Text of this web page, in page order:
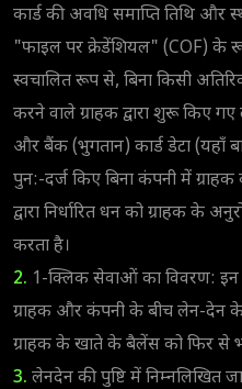
कार्ड की अवधि समाप्ति तिथि और
"फाइल पर क्रेडेंशियल" (COF) के
स्वचालित रूप से, बिना किसी
करने वाले ग्राहक द्वारा शुरू किए
और बैंक (भुगतान) कार्ड डेटा (यहाँ
पुन:-दर्ज किए बिना कंपनी में
द्वारा निर्धारित धन को ग्राहक के
करता है।
2. 1-क्लिक सेवाओं का विवरण:
ग्राहक और कंपनी के बीच लेन-देन
ग्राहक के खाते के बैलेंस को फिर से
3. लेनदेन की पुष्टि में निम्नलिखित